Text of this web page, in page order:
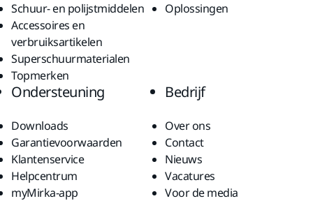
Schuur- en polijstmiddelen
Accessoires en
verbruiksartikelen
Superschuurmaterialen
Topmerken
Oplossingen
Ondersteuning
Downloads
Garantievoorwaarden
Klantenservice
Helpcentrum
myMirka-app
Bedrijf
Over ons
Contact
Nieuws
Vacatures
Voor de media